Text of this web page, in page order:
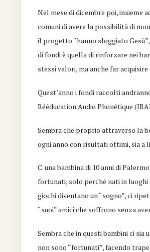
Nel mese di dicembre poi, insieme
comuni di avere la possibilità di
il progetto “hanno sloggiato
di fondi è quella di rinforzare nei
stessi valori, ma anche far
Quest’anno i fondi raccolti
Rééducation Audio Phonétique
Sembra che proprio attraverso la
ogni anno con risultati ottimi, sia a
C. una bambina di 10 anni di
fortunati, solo perché nati in luoghi
giochi diventano un “sogno”, ci
“suoi” amici che soffrono senza
Sembra che in questi bambini ci
non sono “fortunati”, facendo